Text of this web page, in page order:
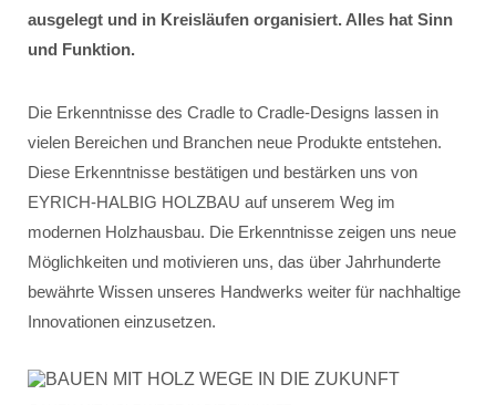
ausgelegt und in Kreisläufen organisiert. Alles hat Sinn
und Funktion.
Die Erkenntnisse des Cradle to Cradle-Designs lassen in
vielen Bereichen und Branchen neue Produkte entstehen.
Diese Erkenntnisse bestätigen und bestärken uns von
EYRICH-HALBIG HOLZBAU auf unserem Weg im
modernen Holzhausbau. Die Erkenntnisse zeigen uns neue
Möglichkeiten und motivieren uns, das über Jahrhunderte
bewährte Wissen unseres Handwerks weiter für nachhaltige
Innovationen einzusetzen.